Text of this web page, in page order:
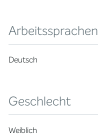
Arbeitssprachen
Deutsch
Geschlecht
Weiblich